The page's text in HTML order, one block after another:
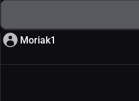
Moriak1